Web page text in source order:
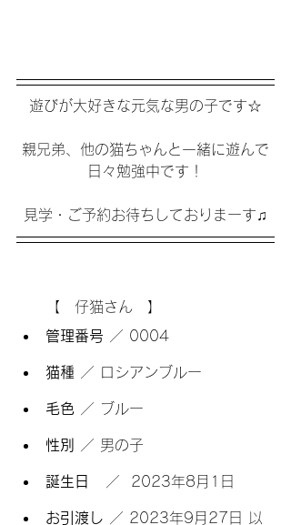
遊びが大好きな元気な男の子です☆
親兄弟、他の猫ちゃんと一緒に遊んで
日々勉強中です！
見学・ご予約お待ちしておりまーす♫
【　仔猫さん　】
管理番号
／ 0004
猫種 ／ ロシアンブルー
毛色 ／ ブルー
性別 ／ 男の子
誕生日 ／  2023年8月1日
お引渡し ／ 2023年9月27日 以